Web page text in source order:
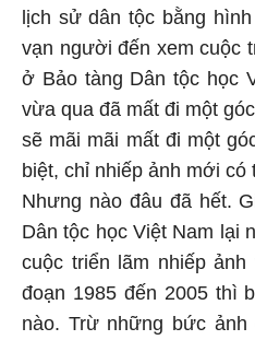
lịch sử dân tộc bằng
vạn người đến xem cuộc
ở Bảo tàng Dân tộc học
vừa qua đã mất đi một
sẽ mãi mãi mất đi một
biệt, chỉ nhiếp ảnh mới có
Nhưng nào đâu đã hết.
Dân tộc học Việt Nam lại
cuộc triển lãm nhiếp
đoạn 1985 đến 2005 thì
nào. Trừ những bức